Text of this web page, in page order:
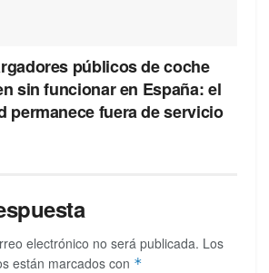
públicos de coche
sin funcionar en España: el
permanece fuera de servicio
electrónico no será publicada. Los
están marcados con *